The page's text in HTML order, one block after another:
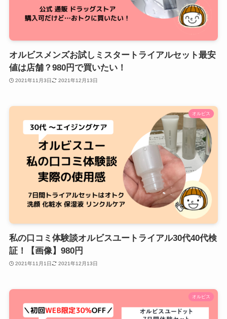
オルビスメンズお試しミスタートライアルセット最安
値は店舗？980円で買いたい！
2021年11月3日 2021年12月13日
オルビス
私の口コミ体験談オルビスユートライアル30代40代検
証！【画像】980円
2021年11月1日 2021年12月13日
オルビス